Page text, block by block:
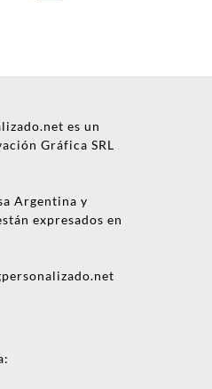
es un
Gráfica SRL
Argentina y
expresados en